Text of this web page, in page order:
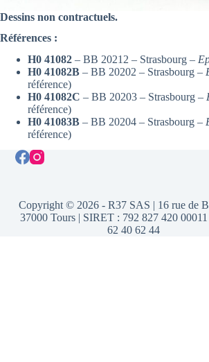
Dessins non contractuels.
Références :
H0 41082 – BB 20212 – Strasbourg –
H0 41082B – BB 20202 – Strasbourg –
référence)
H0 41082C – BB 20203 – Strasbourg –
référence)
H0 41083B – BB 20204 – Strasbourg –
référence)
Copyright © 2026 - R37 SAS | 16 rue de
37000 Tours | SIRET : 792 827 420
62 40 62 44